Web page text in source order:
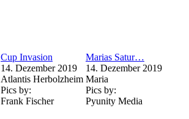
Cup Invasion
14. Dezember 2019
Atlantis Herbolzheim
Pics by:
Frank Fischer
Marias Satur…
14. Dezember 2019
Maria
Pics by:
Pyunity Media